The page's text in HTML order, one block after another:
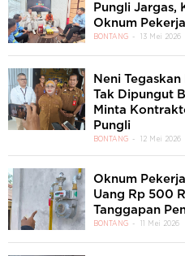
Pungli Jargas,
Oknum Pekerja
BONTANG 13 Mei 2026
Neni
Tak Dipungut
Minta
Pungli
BONTANG 12 Mei 2026
Oknum
Uang Rp 500
Tanggapan
BONTANG 11 Mei 2026